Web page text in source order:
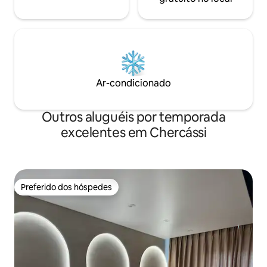
Ar-condicionado
Outros aluguéis por temporada
excelentes em Chercássi
Preferido dos hóspedes
Preferido dos hóspedes